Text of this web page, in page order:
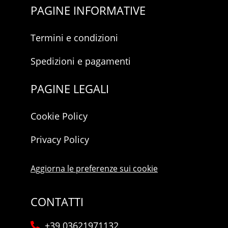
PAGINE INFORMATIVE
Termini e condizioni
Spedizioni e pagamenti
PAGINE LEGALI
Cookie Policy
Privacy Policy
Aggiorna le preferenze sui cookie
CONTATTI
+39 03621971132